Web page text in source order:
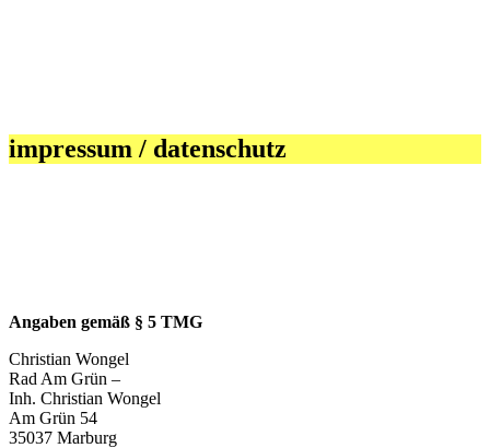
impressum / datenschutz
Angaben gemäß § 5 TMG
Christian Wongel
Rad Am Grün –
Inh. Christian Wongel
Am Grün 54
35037 Marburg